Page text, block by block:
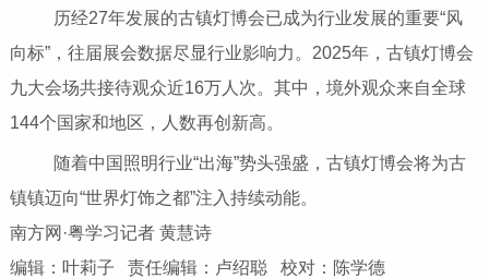
历经27年发展的古镇灯博会已成为行业发展的重要“风
向标”，往届展会数据尽显行业影响力。2025年，古镇灯博会
九大会场共接待观众近16万人次。其中，境外观众来自全球
144个国家和地区，人数再创新高。
随着中国照明行业“出海”势头强盛，古镇灯博会将为古
镇镇迈向“世界灯饰之都”注入持续动能。
南方网·粤学习记者 黄慧诗
编辑：叶莉子 责任编辑：卢绍聪 校对：陈学德